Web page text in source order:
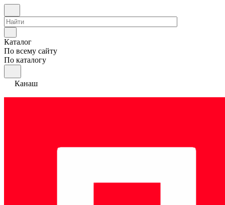
Каталог
По всему сайту
По каталогу
Канаш